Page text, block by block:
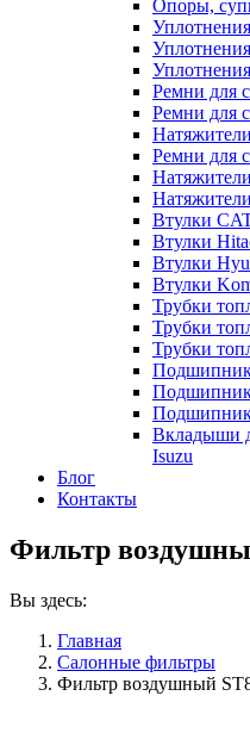
Опоры,
Ремни для
Ремни для
Ремни для
Втулки
Втулки
Втулки
Втулки
Трубки
Трубки
Трубки
Вкладыши
Isuzu
Блог
Контакты
Фильтр
Вы здесь:
Главная
Салонные фильтры
Фильтр воздушный